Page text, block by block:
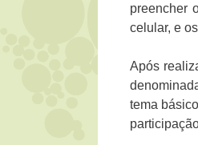
preencher
celular, e
Após
tema